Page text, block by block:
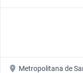
Metropolitana de